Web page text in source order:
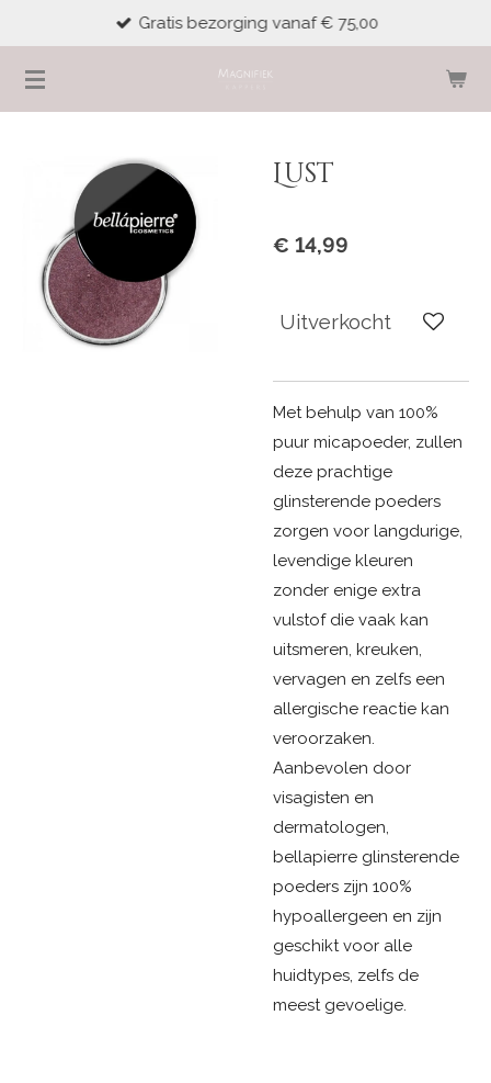
naar
de
Gratis bezorging vanaf € 75,00
Lust
€ 14,99
Uitverkocht
Met behulp van 100%
puur micapoeder, zullen
deze prachtige
glinsterende poeders
zorgen voor langdurige,
levendige kleuren
zonder enige extra
vulstof die vaak kan
uitsmeren, kreuken,
vervagen en zelfs een
allergische reactie kan
veroorzaken.
Aanbevolen door
visagisten en
dermatologen,
bellapierre glinsterende
poeders zijn 100%
hypoallergeen en zijn
geschikt voor alle
huidtypes, zelfs de
meest gevoelige.